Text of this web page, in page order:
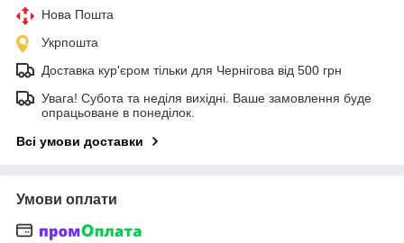
Нова Пошта
Укрпошта
Доставка кур'єром тільки для Чернігова від 500 грн
Увага! Субота та неділя вихідні. Ваше замовлення буде
опрацьоване в понеділок.
Всі умови доставки
Умови оплати